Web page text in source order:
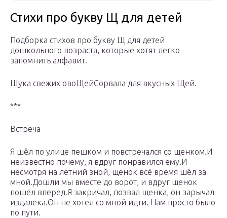
Стихи про букву Щ для детей
Подборка стихов про букву Щ для детей
дошкольного возраста, которые хотят легко
запомнить алфавит.
Щука свежих овоЩейСорвала для вкусных Щей.
***
Встреча
Я шёл по улице пешком и повстречался со щенком.И
неизвестно почему, я вдруг понравился ему.И
несмотря на летний зной, щенок всё время шёл за
мной.Дошли мы вместе до ворот, и вдруг щенок
пошёл вперёд.Я закричал, позвал щенка, он зарычал
издалека.Он не хотел со мной идти. Нам просто было
по пути.